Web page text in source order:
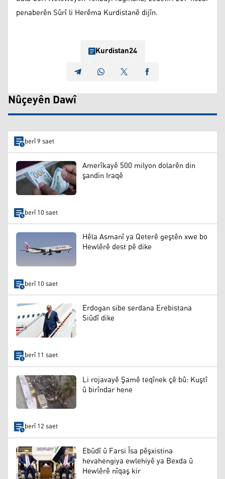
penaberên Sûrî li Herêma Kurdistanê dijîn.
Kurdistan24
Nûçeyên Dawî
berî 9 saet
Amerîkayê 500 milyon dolarên din
şandin Iraqê
berî 10 saet
Hêla Asmanî ya Qeterê geştên xwe bo
Hewlêrê dest pê dike
berî 10 saet
Erdogan sibe serdana Erebistana
Siûdî dike
berî 11 saet
Li rojavayê Şamê teqînek çê bû: Kuştî
û birîndar hene
berî 12 saet
Ebûdî û Farsi Îsa pêşxistina
hevahengiya ewlehiyê ya Bexda û
Hewlêrê nîqaş kir